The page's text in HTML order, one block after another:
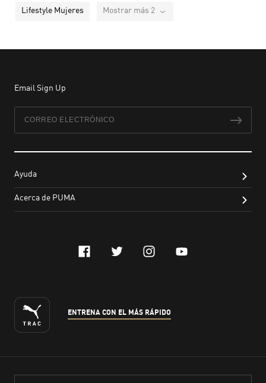
Lifestyle Mujeres Mostrar más 2